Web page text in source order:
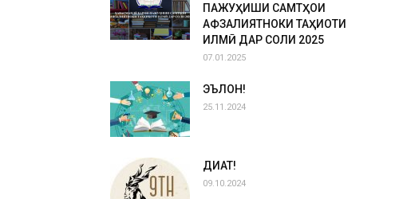
ПАЖУҲИШИ САМТҲОИ
АФЗАЛИЯТНОКИ ТАҲҚИҚОТИ
ИЛМӢ ДАР СОЛИ 2025
07.01.2025
ЭЪЛОН!
25.11.2024
ДИҚҚАТ!
09.10.2024